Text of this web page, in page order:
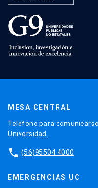
MESA CENTRAL
Teléfono para
Universidad.
phone (56)95504 4000
EMERGENCIAS UC